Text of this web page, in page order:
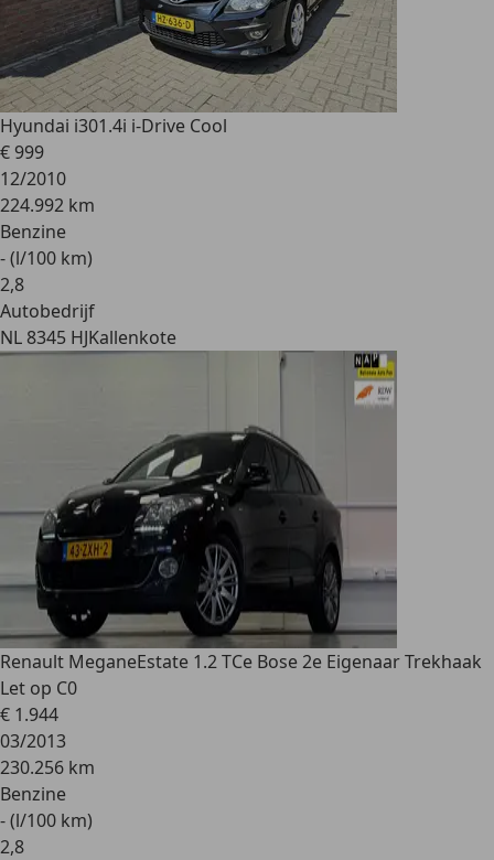
Hyundai i301.4i i-Drive Cool
€ 999
12/2010
224.992 km
Benzine
- (l/100 km)
2,8
Autobedrijf
NL 8345 HJKallenkote
Renault MeganeEstate 1.2 TCe Bose 2e Eigenaar Trekhaak
Let op C0
€ 1.944
03/2013
230.256 km
Benzine
- (l/100 km)
2,8